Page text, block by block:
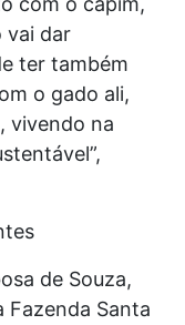
vai dar
ter também
o gado ali,
vivendo na
de Souza,
Fazenda Santa